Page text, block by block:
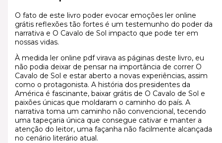
O fato de este livro poder evocar emoções ler online
grátis reflexões tão fortes é um testemunho do poder da
narrativa e O Cavalo de Sol impacto que pode ter em
nossas vidas.
À medida ler online pdf virava as páginas deste livro, eu
não podia deixar de pensar na importância de correr O
Cavalo de Sol e estar aberto a novas experiências, assim
como o protagonista. A história dos presidentes da
América é fascinante, baixar grátis de O Cavalo de Sol e
paixões únicas que moldaram o caminho do país. A
narrativa toma um caminho não convencional, tecendo
uma tapeçaria única que consegue cativar e manter a
atenção do leitor, uma façanha não facilmente alcançada
no cenário literário atual.